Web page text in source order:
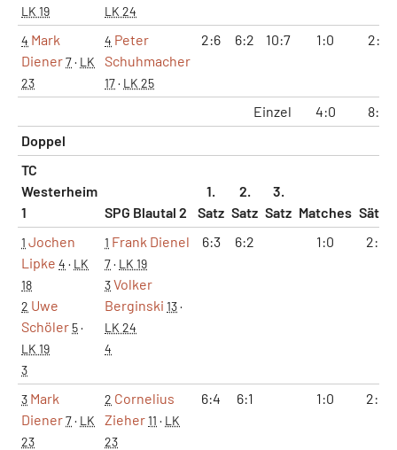
LK 19
LK 24
4 Mark
Diener7· LK
23
4 Peter
Schuhmacher
17· LK 25
2:6 6:2 10:7 1:0 2:1
Einzel 4:0
8:1
Doppel
TC
Westerheim
1
SPG Blautal 2
1.
Satz
2.
Satz
3.
Satz Matches Sätze
1 Jochen
Lipke 4 · LK
18
2 Uwe
Schöler 5·
LK 19
3
1 Frank Dienel
7· LK 19
3Volker
Berginski 13·
LK 24
4
6:3 6:2 1:0 2:0
3 Mark
Diener7· LK
23
2 Cornelius
Zieher11 · LK
23
6:4 6:1 1:0 2:0